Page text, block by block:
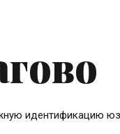
идентификацию